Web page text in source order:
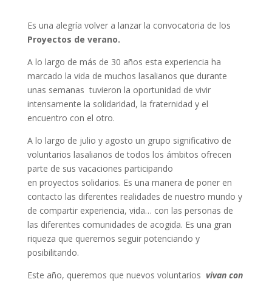
Es una alegría volver a lanzar la convocatoria de los
Proyectos de verano.
A lo largo de más de 30 años esta experiencia ha
marcado la vida de muchos lasalianos que durante
unas semanas tuvieron la oportunidad de vivir
intensamente la solidaridad, la fraternidad y el
encuentro con el otro.
A lo largo de julio y agosto un grupo significativo de
voluntarios lasalianos de todos los ámbitos ofrecen
parte de sus vacaciones participando
en proyectos solidarios. Es una manera de poner en
contacto las diferentes realidades de nuestro mundo y
de compartir experiencia, vida… con las personas de
las diferentes comunidades de acogida. Es una gran
riqueza que queremos seguir potenciando y
posibilitando.
Este año, queremos que nuevos voluntarios vivan con